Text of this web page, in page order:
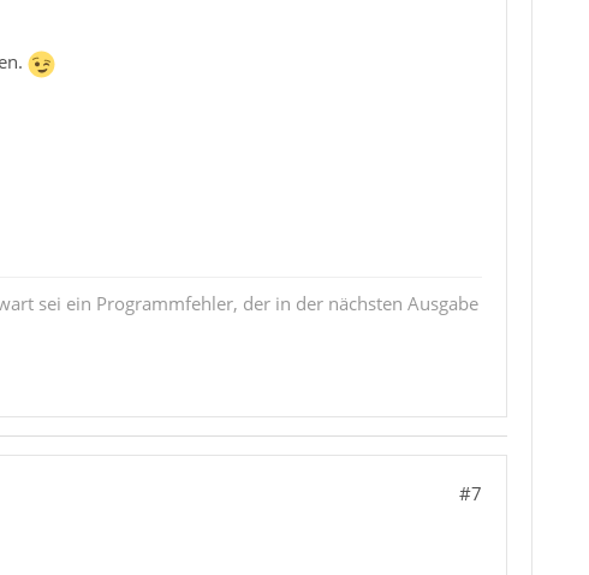
sei ein Programmfehler, der in der nächsten Ausgabe
#7